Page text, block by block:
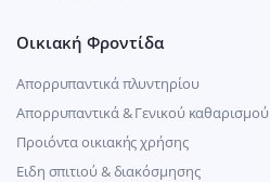
Οικιακή Φροντίδα
Απορρυπαντικά πλυντηρίου
Απορρυπαντικά & Γενικού καθαρισμού
Προιόντα οικιακής χρήσης
Ειδη σπιτιού & διακόσμησης